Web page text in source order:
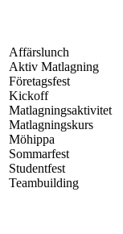
Affärslunch
Aktiv Matlagning
Företagsfest
Kickoff
Matlagningsaktivitet
Matlagningskurs
Möhippa
Sommarfest
Studentfest
Teambuilding